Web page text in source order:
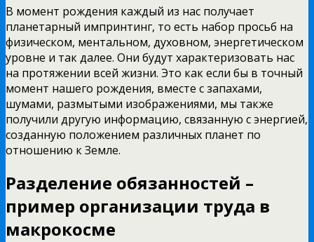
В момент рождения каждый из нас получает
планетарный импринтинг, то есть набор просьб на
физическом, ментальном, духовном, энергетическом
уровне и так далее. Они будут характеризовать нас
на протяжении всей жизни. Это как если бы в точный
момент нашего рождения, вместе с запахами,
шумами, размытыми изображениями, мы также
получили другую информацию, связанную с энергией,
созданную положением различных планет по
отношению к Земле.
Разделение обязанностей –
пример организации труда в
макрокосме